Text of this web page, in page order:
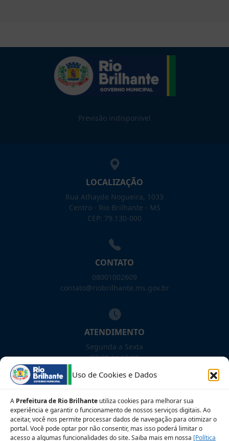
Uso de Cookies e Dados
A Prefeitura de Rio Brilhante utiliza cookies para melhorar sua
experiência e garantir o funcionamento de nossos serviços digitais. Ao
aceitar, você nos permite processar dados de navegação para otimizar o
portal. Você pode optar por não consentir, mas isso poderá limitar o
acesso a algumas funcionalidades do site. Saiba mais em nossa [Política
Previsão indisponível
LOCALIZAÇÃO
Rua Athayde Nogueira, 1033
Centro - Rio Brilhante - MS
CEP: 79.130-000
CONTATO
08001002609
contato@riobrilhante.ms.gov.br
ATENDIMENTO
Segunda a Sexta
07:00 às 13:00
NOSSAS REDES!
Siga para novidades